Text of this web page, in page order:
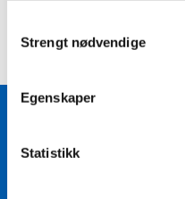
Strengt nødvendige
Egenskaper
Statistikk